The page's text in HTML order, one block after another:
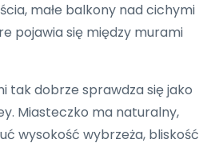
małe balkony nad cichymi
pojawia się między murami
tak dobrze sprawdza się jako
Miasteczko ma naturalny,
wysokość wybrzeża, bliskość